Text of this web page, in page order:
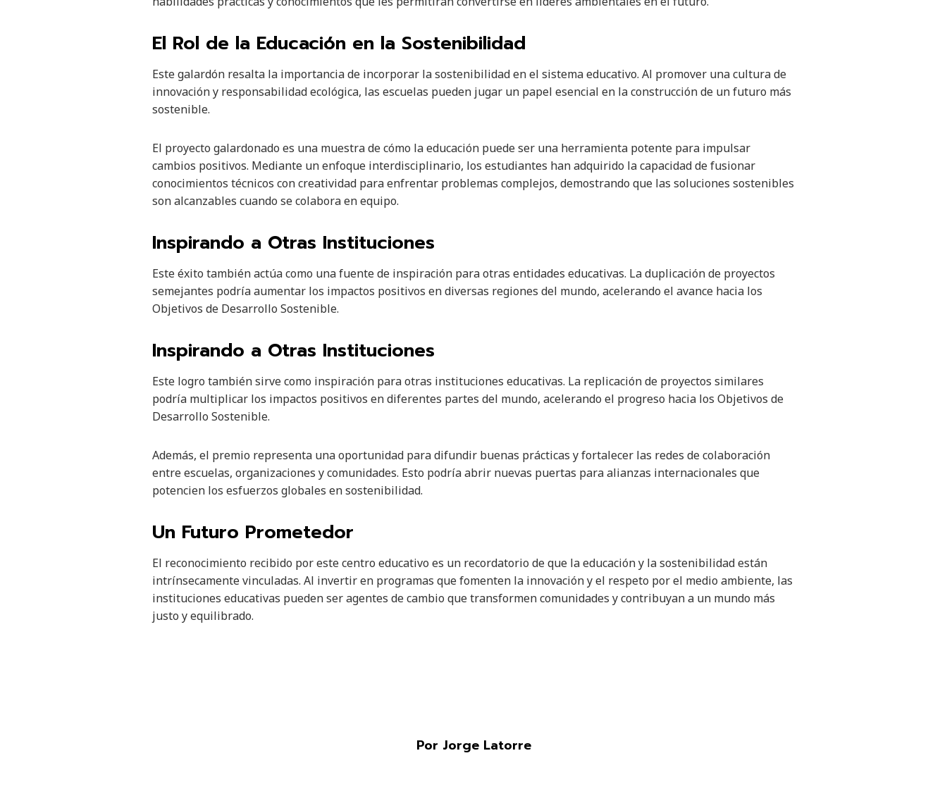
El Rol de la Educación en la Sostenibilidad
Este galardón resalta la importancia de incorporar la sostenibilidad en el sistema educativo. Al promover una cultura de
innovación y responsabilidad ecológica, las escuelas pueden jugar un papel esencial en la construcción de un futuro más
sostenible.
El proyecto galardonado es una muestra de cómo la educación puede ser una herramienta potente para impulsar
cambios positivos. Mediante un enfoque interdisciplinario, los estudiantes han adquirido la capacidad de fusionar
conocimientos técnicos con creatividad para enfrentar problemas complejos, demostrando que las soluciones sostenibles
son alcanzables cuando se colabora en equipo.
Inspirando a Otras Instituciones
Este éxito también actúa como una fuente de inspiración para otras entidades educativas. La duplicación de proyectos
semejantes podría aumentar los impactos positivos en diversas regiones del mundo, acelerando el avance hacia los
Objetivos de Desarrollo Sostenible.
Inspirando a Otras Instituciones
Este logro también sirve como inspiración para otras instituciones educativas. La replicación de proyectos similares
podría multiplicar los impactos positivos en diferentes partes del mundo, acelerando el progreso hacia los Objetivos de
Desarrollo Sostenible.
Además, el premio representa una oportunidad para difundir buenas prácticas y fortalecer las redes de colaboración
entre escuelas, organizaciones y comunidades. Esto podría abrir nuevas puertas para alianzas internacionales que
potencien los esfuerzos globales en sostenibilidad.
Un Futuro Prometedor
El reconocimiento recibido por este centro educativo es un recordatorio de que la educación y la sostenibilidad están
intrínsecamente vinculadas. Al invertir en programas que fomenten la innovación y el respeto por el medio ambiente, las
instituciones educativas pueden ser agentes de cambio que transformen comunidades y contribuyan a un mundo más
justo y equilibrado.
Por Jorge Latorre